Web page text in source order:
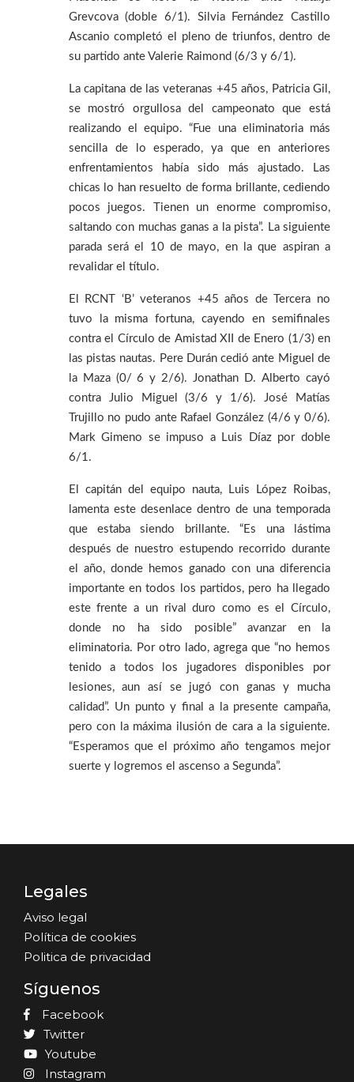
Grevcova (doble 6/1). Silvia Fernández Castillo
Ascanio completó el pleno de triunfos, dentro de
su partido ante Valerie Raimond (6/3 y 6/1).
La capitana de las veteranas +45 años, Patricia Gil,
se mostró orgullosa del campeonato que está
realizando el equipo. “Fue una eliminatoria más
sencilla de lo esperado, ya que en anteriores
enfrentamientos había sido más ajustado. Las
chicas lo han resuelto de forma brillante, cediendo
pocos juegos. Tienen un enorme compromiso,
saltando con muchas ganas a la pista”. La siguiente
parada será el 10 de mayo, en la que aspiran a
revalidar el título.
El RCNT ‘B’ veteranos +45 años de Tercera no
tuvo la misma fortuna, cayendo en semifinales
contra el Círculo de Amistad XII de Enero (1/3) en
las pistas nautas. Pere Durán cedió ante Miguel de
la Maza (0/ 6 y 2/6). Jonathan D. Alberto cayó
contra Julio Miguel (3/6 y 1/6). José Matías
Trujillo no pudo ante Rafael González (4/6 y 0/6).
Mark Gimeno se impuso a Luis Díaz por doble
6/1.
El capitán del equipo nauta, Luis López Roibas,
lamenta este desenlace dentro de una temporada
que estaba siendo brillante. “Es una lástima
después de nuestro estupendo recorrido durante
el año, donde hemos ganado con una diferencia
importante en todos los partidos, pero ha llegado
este frente a un rival duro como es el Círculo,
donde no ha sido posible” avanzar en la
eliminatoria. Por otro lado, agrega que “no hemos
tenido a todos los jugadores disponibles por
lesiones, aun así se jugó con ganas y mucha
calidad”. Un punto y final a la presente campaña,
pero con la máxima ilusión de cara a la siguiente.
“Esperamos que el próximo año tengamos mejor
suerte y logremos el ascenso a Segunda”.
Legales
Aviso legal
Política de cookies
Politica de privacidad
Síguenos
Facebook
Twitter
Youtube
Instagram